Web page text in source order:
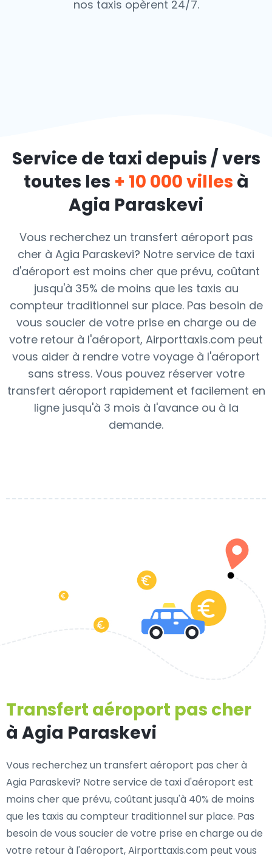
nos taxis opèrent 24/7.
Service de taxi depuis / vers
toutes les + 10 000 villes à
Agia Paraskevi
Vous recherchez un transfert aéroport pas
cher à Agia Paraskevi? Notre service de taxi
d'aéroport est moins cher que prévu, coûtant
jusqu'à 35% de moins que les taxis au
compteur traditionnel sur place. Pas besoin de
vous soucier de votre prise en charge ou de
votre retour à l'aéroport, Airporttaxis.com peut
vous aider à rendre votre voyage à l'aéroport
sans stress. Vous pouvez réserver votre
transfert aéroport rapidement et facilement en
ligne jusqu'à 3 mois à l'avance ou à la
demande.
Transfert aéroport pas cher
à Agia Paraskevi
Vous recherchez un transfert aéroport pas cher à
Agia Paraskevi? Notre service de taxi d'aéroport est
moins cher que prévu, coûtant jusqu'à 40% de moins
que les taxis au compteur traditionnel sur place. Pas
besoin de vous soucier de votre prise en charge ou de
votre retour à l'aéroport, Airporttaxis.com peut vous